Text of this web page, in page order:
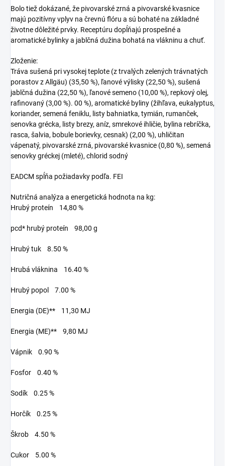
Bolo tiež dokázané, že pivovarské zrná a pivovarské kvasnice
majú pozitívny vplyv na črevnú flóru a sú bohaté na základné
životne dôležité prvky. Receptúru dopĺňajú prospešné a
aromatické bylinky a jablčná dužina bohatá na vlákninu a chuť.
Zloženie:
Tráva sušená pri vysokej teplote (z trvalých zelených trávnatých
porastov z Allgäu) (35,50 %), ľanové výlisky (22,50 %), sušená
jablčná dužina (22,50 %), ľanové semeno (10,00 %), repkový olej,
rafinovaný (3,00 %). 00 %), aromatické byliny (žihľava, eukalyptus,
koriander, semená feniklu, listy bahniatka, tymián, rumanček,
senovka grécka, listy brezy, aníz, smrekové ihličie, bylina rebríčka,
rasca, šalvia, bobule borievky, cesnak) (2,00 %), uhličitan
vápenatý, pivovarské zrná, pivovarské kvasnice (0,80 %), semená
senovky gréckej (mleté), chlorid sodný
EADCM spĺňa požiadavky podľa. FEI
Nutričná analýza a energetická hodnota na kg:
Hrubý proteín 14,80 %
pcd* hrubý proteín 98,00 g
Hrubý tuk 8.50 %
Hrubá vláknina 16.40 %
Hrubý popol 7.00 %
Energia (DE)** 11,30 MJ
Energia (ME)** 9,80 MJ
Vápnik 0.90 %
Fosfor 0.40 %
Sodík 0.25 %
Horčík 0.25 %
Škrob 4.50 %
Cukor 5.00 %